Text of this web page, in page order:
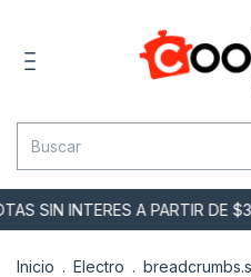
INTERES A PARTIR DE $300.000
Inicio . Electro .